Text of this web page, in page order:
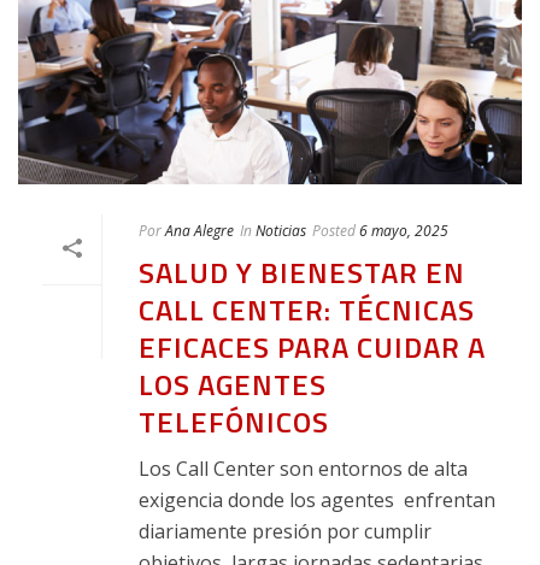
PorAna Alegre In Noticias Posted6 mayo, 2025
SALUD Y BIENESTAR EN
CALL CENTER: TÉCNICAS
EFICACES PARA CUIDAR A
LOS AGENTES
TELEFÓNICOS
Los Call Center son entornos de alta
exigencia donde los agentes enfrentan
diariamente presión por cumplir